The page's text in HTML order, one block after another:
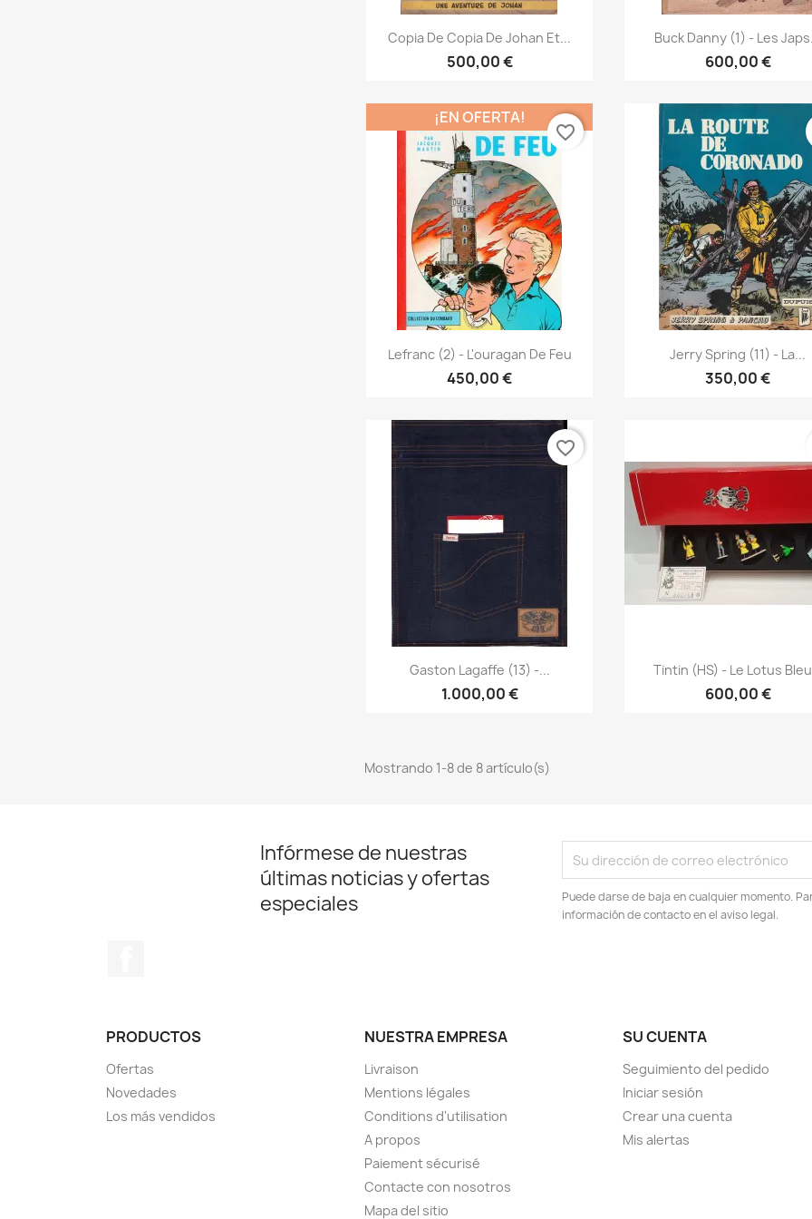
Vista rápida
Copia De Copia De Johan Et...
500,00 €
Vista rápida
Buck Danny (1) - Les
600,00 €
Vista rápida
Lefranc (2) - L'ouragan De Feu
450,00 €
¡EN OFERTA!
favorite_border
Vista rápida
Jerry Spring (11) - La...
350,00 €
Vista rápida
Gaston Lagaffe (13) -...
1.000,00 €
favorite_border
Vista rápida
Tintin (HS) - Le Lotus
600,00 €
Mostrando 1-8 de 8 artículo(s)
Infórmese de nuestras
últimas noticias y ofertas
especiales
Puede darse de baja en cualquier momento.
información de contacto en el aviso legal.
PRODUCTOS
Ofertas
Novedades
Los más vendidos
NUESTRA EMPRESA
Livraison
Mentions légales
Conditions d'utilisation
A propos
Paiement sécurisé
Contacte con nosotros
Mapa del sitio
SU CUENTA
Seguimiento del pedido
Iniciar sesión
Crear una cuenta
Mis alertas